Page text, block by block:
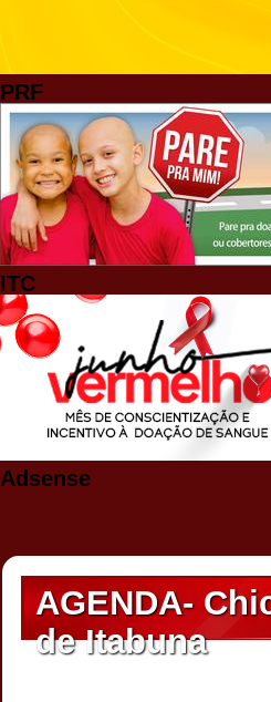
PRF
ITC
Adsense
AGENDA-
de Itabuna